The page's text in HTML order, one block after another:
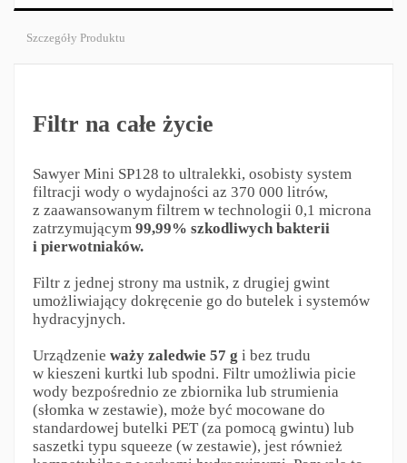
Szczegóły Produktu
Filtr na całe życie
Sawyer Mini SP128 to ultralekki, osobisty system
filtracji wody o wydajności az 370 000 litrów,
z zaawansowanym filtrem w technologii 0,1 microna
zatrzymującym 99,99% szkodliwych bakterii
i pierwotniaków.
Filtr z jednej strony ma ustnik, z drugiej gwint
umożliwiający dokręcenie go do butelek i systemów
hydracyjnych.
Urządzenie waży zaledwie 57 g i bez trudu
w kieszeni kurtki lub spodni. Filtr umożliwia picie
wody bezpośrednio ze zbiornika lub strumienia
(słomka w zestawie), może być mocowane do
standardowej butelki PET (za pomocą gwintu) lub
saszetki typu squeeze (w zestawie), jest również